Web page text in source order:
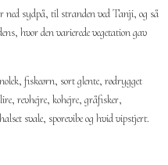
sydpå, til stranden ved Tanji, og så
hvor den varierede vegetation gav
fiskeørn, sort glente, rødrygget
revhejre, kohejre, gråfisker,
svale, sporevibe og hvid vipstjert.